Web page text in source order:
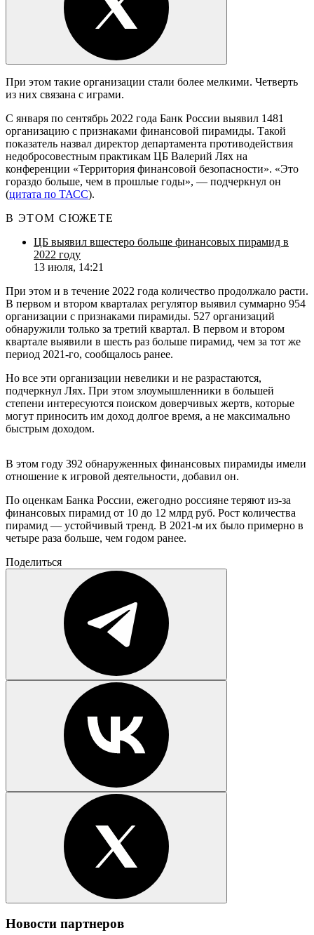
При этом такие организации стали более мелкими. Четверть
из них связана с играми.
С января по сентябрь 2022 года Банк России выявил 1481
организацию с признаками финансовой пирамиды. Такой
показатель назвал директор департамента противодействия
недобросовестным практикам ЦБ Валерий Лях на
конференции «Территория финансовой безопасности». «Это
гораздо больше, чем в прошлые годы», — подчеркнул он
(цитата по ТАСС).
В ЭТОМ СЮЖЕТЕ
ЦБ выявил вшестеро больше финансовых пирамид в
2022 году
13 июля, 14:21
При этом и в течение 2022 года количество продолжало расти.
В первом и втором кварталах регулятор выявил суммарно 954
организации с признаками пирамиды. 527 организаций
обнаружили только за третий квартал. В первом и втором
квартале выявили в шесть раз больше пирамид, чем за тот же
период 2021-го, сообщалось ранее.
Но все эти организации невелики и не разрастаются,
подчеркнул Лях. При этом злоумышленники в большей
степени интересуются поиском доверчивых жертв, которые
могут приносить им доход долгое время, а не максимально
быстрым доходом.
В этом году 392 обнаруженных финансовых пирамиды имели
отношение к игровой деятельности, добавил он.
По оценкам Банка России, ежегодно россияне теряют из-за
финансовых пирамид от 10 до 12 млрд руб. Рост количества
пирамид — устойчивый тренд. В 2021-м их было примерно в
четыре раза больше, чем годом ранее.
Поделиться
Новости партнеров